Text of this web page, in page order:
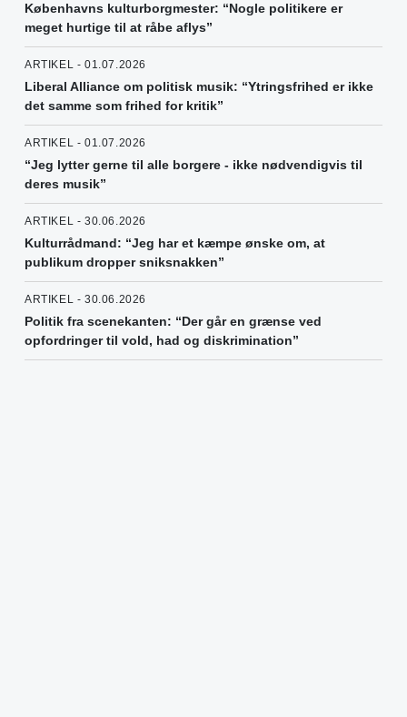
Københavns kulturborgmester: “Nogle politikere er
meget hurtige til at råbe aflys”
ARTIKEL - 01.07.2026
Liberal Alliance om politisk musik: “Ytringsfrihed er ikke
det samme som frihed for kritik”
ARTIKEL - 01.07.2026
“Jeg lytter gerne til alle borgere - ikke nødvendigvis til
deres musik”
ARTIKEL - 30.06.2026
Kulturrådmand: “Jeg har et kæmpe ønske om, at
publikum dropper sniksnakken”
ARTIKEL - 30.06.2026
Politik fra scenekanten: “Der går en grænse ved
opfordringer til vold, had og diskrimination”